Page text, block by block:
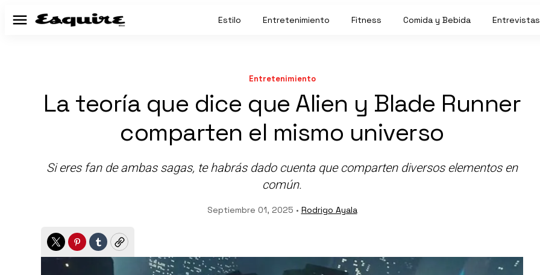
Menú Estilo Entretenimiento Fitness Comida y Bebida Entrevistas
Entretenimiento
La teoría que dice que Alien y Blade Runner
comparten el mismo universo
Si eres fan de ambas sagas, te habrás dado cuenta que comparten diversos elementos en
común.
Septiembre 01, 2025 • Rodrigo Ayala
TwitterPinterest
TumblrCopy